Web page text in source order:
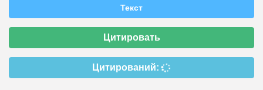
Текст
Цитировать
Цитирований: